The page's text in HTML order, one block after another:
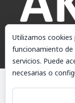
© AKETXE
Utilizamos
funcionamiento
servicios. Puede
necesarias o